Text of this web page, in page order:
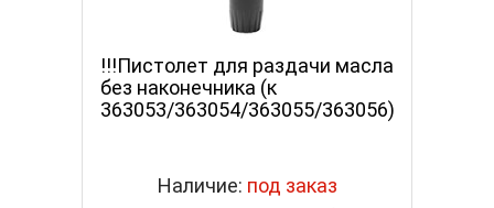
!!!Пистолет для раздачи масла
без наконечника (к
363053/363054/363055/363056)
Наличие: под заказ